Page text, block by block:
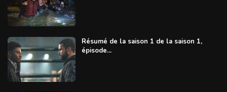
Résumé de la saison 1 de la saison 1,
épisode...